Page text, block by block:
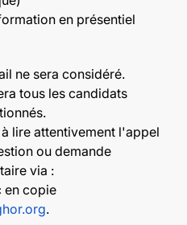
en présentiel
ne sera considéré.
tous les candidats
lire attentivement l'appel
ou demande
via :
en copie
.